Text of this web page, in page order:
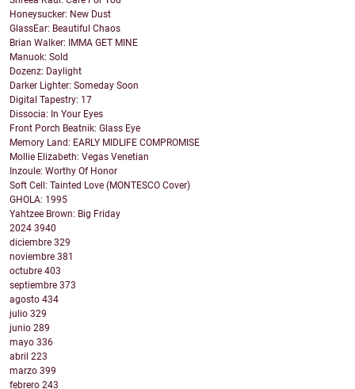
Honeysucker: New Dust
GlassEar: Beautiful Chaos
Brian Walker: IMMA GET MINE
Manuok: Sold
Dozenz: Daylight
Darker Lighter: Someday Soon
Digital Tapestry: 17
Dissocia: In Your Eyes
Front Porch Beatnik: Glass Eye
Memory Land: EARLY MIDLIFE COMPROMISE
Mollie Elizabeth: Vegas Venetian
Inzoule: Worthy Of Honor
Soft Cell: Tainted Love (MONTESCO Cover)
GHOLA: 1995
Yahtzee Brown: Big Friday
2024 3940
diciembre 329
noviembre 381
octubre 403
septiembre 373
agosto 434
julio 329
junio 289
mayo 336
abril 223
marzo 399
febrero 243